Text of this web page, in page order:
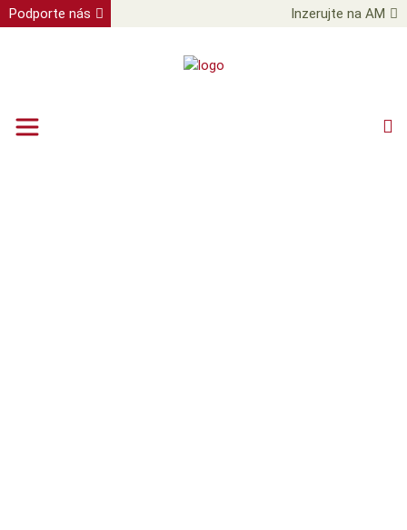
Podporte nás Inzerujte na AM